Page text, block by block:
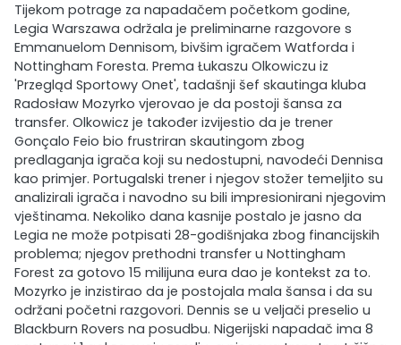
Tijekom potrage za napadačem početkom godine,
Legia Warszawa održala je preliminarne razgovore s
Emmanuelom Dennisom, bivšim igračem Watforda i
Nottingham Foresta. Prema Łukaszu Olkowiczu iz
'Przegląd Sportowy Onet', tadašnji šef skautinga kluba
Radosław Mozyrko vjerovao je da postoji šansa za
transfer. Olkowicz je također izvijestio da je trener
Gonçalo Feio bio frustriran skautingom zbog
predlaganja igrača koji su nedostupni, navodeći Dennisa
kao primjer. Portugalski trener i njegov stožer temeljito su
analizirali igrača i navodno su bili impresionirani njegovim
vještinama. Nekoliko dana kasnije postalo je jasno da
Legia ne može potpisati 28-godišnjaka zbog financijskih
problema; njegov prethodni transfer u Nottingham
Forest za gotovo 15 milijuna eura dao je kontekst za to.
Mozyrko je inzistirao da je postojala mala šansa i da su
održani početni razgovori. Dennis se u veljači preselio u
Blackburn Rovers na posudbu. Nigerijski napadač ima 8